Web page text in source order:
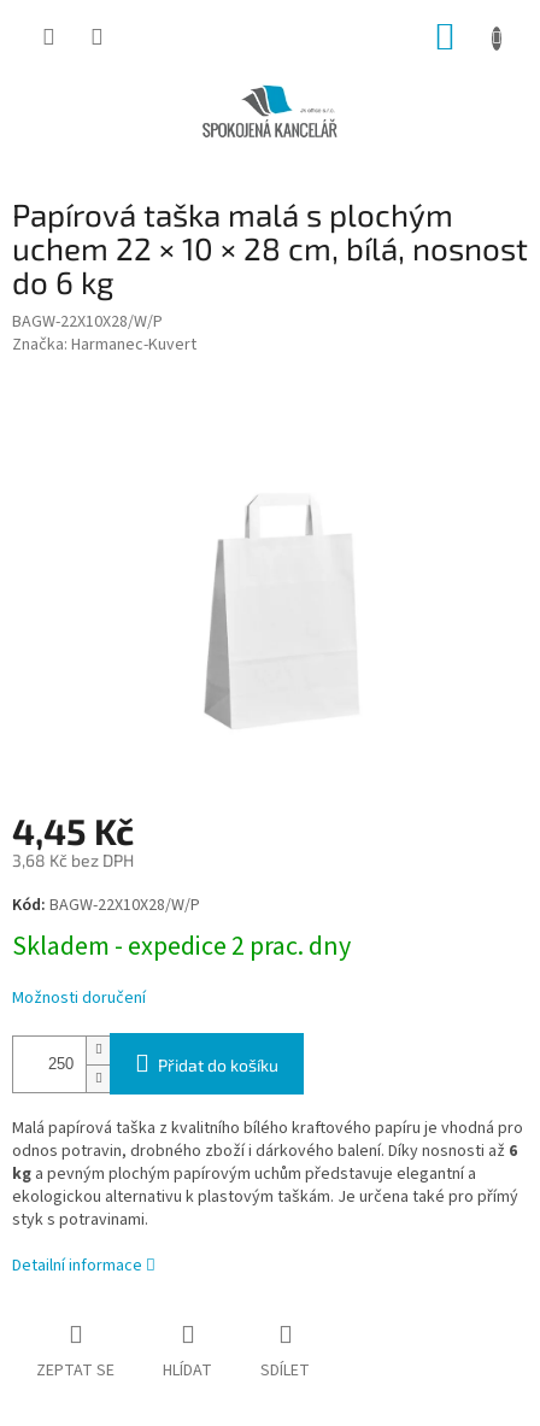
Papírová taška malá s plochým
uchem 22 × 10 × 28 cm, bílá, nosnost
do 6 kg
BAGW-22X10X28/W/P
Značka: Harmanec-Kuvert
4,45 Kč
3,68 Kč bez DPH
Měrná
cena:
Kód: BAGW-22X10X28/W/P
Skladem - expedice 2 prac. dny
Možnosti doručení
Přidat do košíku
Malá papírová taška z kvalitního bílého kraftového papíru je vhodná pro
odnos potravin, drobného zboží i dárkového balení. Díky nosnosti až 6
kg a pevným plochým papírovým uchům představuje elegantní a
ekologickou alternativu k plastovým taškám. Je určena také pro přímý
styk s potravinami.
Detailní informace
ZEPTAT SE HLÍDAT SDÍLET